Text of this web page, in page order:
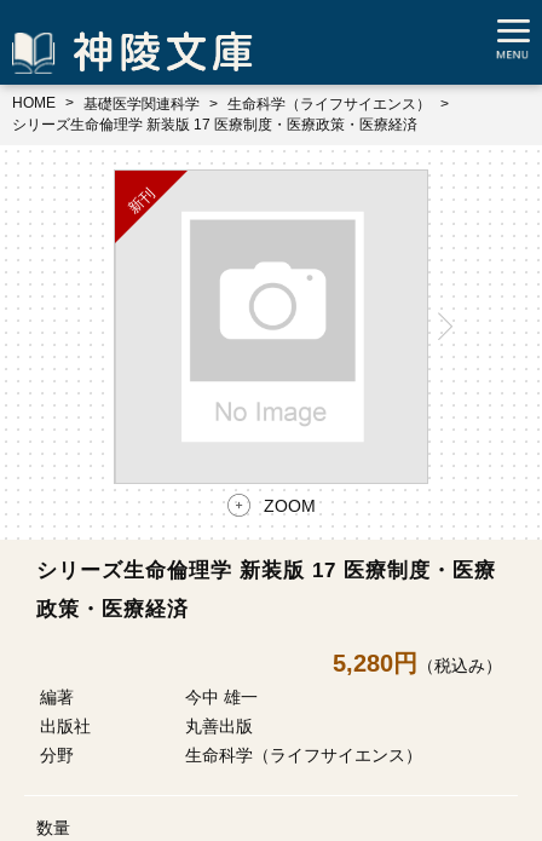
HOME 基礎医学関連科学
生命科学（ライフサイエンス）
シリーズ生命倫理学 新装版 17 医療制度・医療政策・医療経済
ZOOM
シリーズ生命倫理学 新装版 17 医療制度・医療
政策・医療経済
5,280円
（税込み）
編著
今中 雄一
出版社
丸善出版
分野
生命科学（ライフサイエンス）
数量